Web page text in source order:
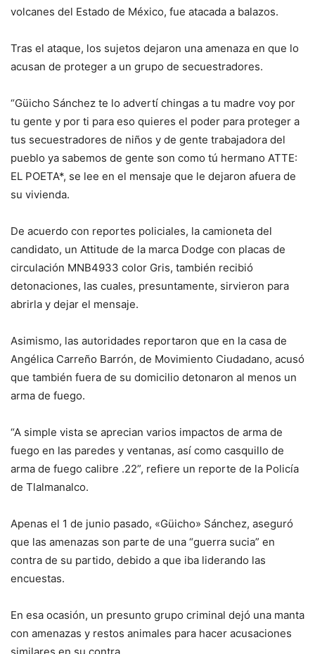
volcanes del Estado de México, fue atacada a balazos.
Tras el ataque, los sujetos dejaron una amenaza en que lo
acusan de proteger a un grupo de secuestradores.
“Güicho Sánchez te lo advertí chingas a tu madre voy por
tu gente y por ti para eso quieres el poder para proteger a
tus secuestradores de niños y de gente trabajadora del
pueblo ya sabemos de gente son como tú hermano ATTE:
EL POETA*, se lee en el mensaje que le dejaron afuera de
su vivienda.
De acuerdo con reportes policiales, la camioneta del
candidato, un Attitude de la marca Dodge con placas de
circulación MNB4933 color Gris, también recibió
detonaciones, las cuales, presuntamente, sirvieron para
abrirla y dejar el mensaje.
Asimismo, las autoridades reportaron que en la casa de
Angélica Carreño Barrón, de Movimiento Ciudadano, acusó
que también fuera de su domicilio detonaron al menos un
arma de fuego.
“A simple vista se aprecian varios impactos de arma de
fuego en las paredes y ventanas, así como casquillo de
arma de fuego calibre .22”, refiere un reporte de la Policía
de Tlalmanalco.
Apenas el 1 de junio pasado, «Güicho» Sánchez, aseguró
que las amenazas son parte de una “guerra sucia” en
contra de su partido, debido a que iba liderando las
encuestas.
En esa ocasión, un presunto grupo criminal dejó una manta
con amenazas y restos animales para hacer acusaciones